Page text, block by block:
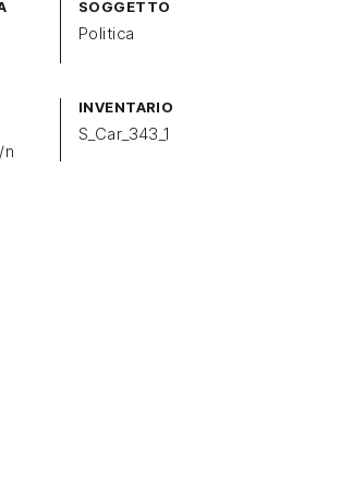
SOGGETTO
Politica
INVENTARIO
S_Car_343_1